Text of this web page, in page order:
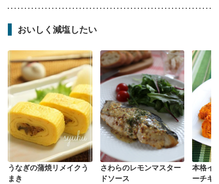
おいしく減塩したい
うなぎの蒲焼リメイクう
まき
さわらのレモンマスター
ドソース
本格イ
ーチキ